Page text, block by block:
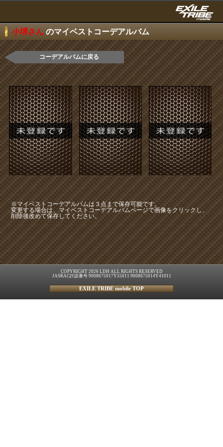
小堺さん のマイベストコーデアルバム
コーデアルバムに戻る
※マイベストコーデアルバムは３点まで保存可能です。
変更する場合は、マイベストコーデアルバムページで画像をクリックし、
削除後改めて保存してください。
COPYRIGHT 2026 LDH ALL RIGHTS RESERVED
JASRAC許諾番号 9008675017Y55011 9008675014Y41011
EXILE TRIBE mobile TOP